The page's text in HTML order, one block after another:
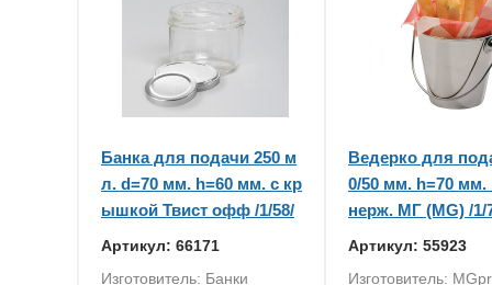
Банка для подачи 250 м
л. d=70 мм. h=60 мм. с кр
ышкой Твист офф /1/58/
Артикул: 66171
Изготовитель: Банки
Ведерко для
0/50 мм. h=70 мм.
нерж. МГ (MG) /1/
Артикул: 55923
Изготовитель: